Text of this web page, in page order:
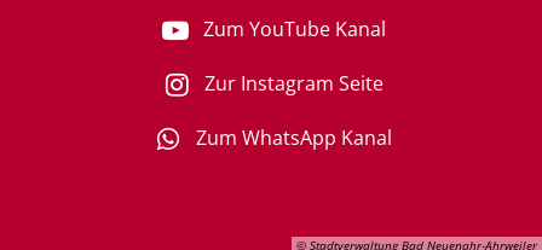
© Stadtverwaltung Bad Neuenahr-Ahrweiler
Zum YouTube Kanal
Zur Instagram Seite
Zum WhatsApp Kanal